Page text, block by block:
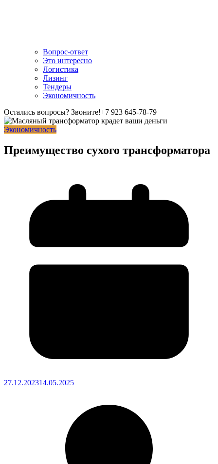
Вопрос-ответ
Это интересно
Логистика
Лизинг
Тендеры
Экономичность
Остались вопросы? Звоните!+7 923 645-78-79
Экономичность
Преимущество сухого трансформатора
27.12.202314.05.2025